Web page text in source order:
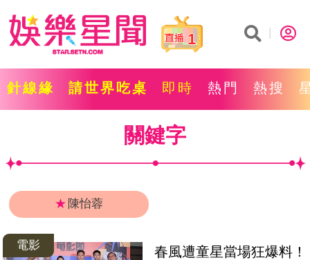
1
針線緣 請世界吃桌 即時 熱門 熱搜
關鍵字
★ 陳怡蓉
電影
春風遭童星當場狂爆料！